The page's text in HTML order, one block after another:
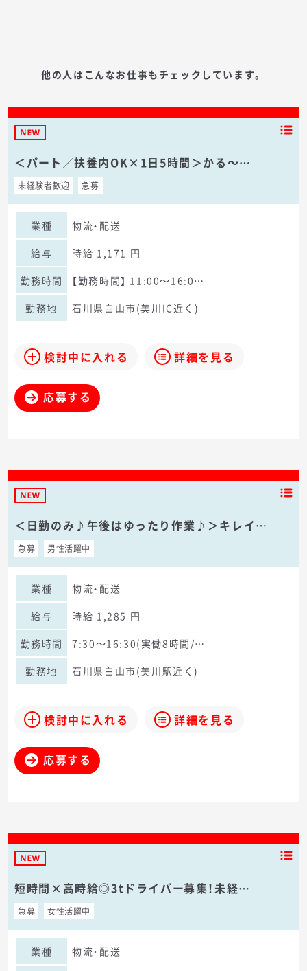
他の人はこんなお仕事もチェックしています。
＜パート／扶養内OK×1日5時間＞かる～…
未経験者歓迎 急募
業種
物流・配送
給与
時給 1,171 円
勤務時間
【勤務時間】 11:00～16:0…
勤務地
石川県白山市(美川IC近く)
検討中に入れる 詳細を見る
応募する
＜日勤のみ♪午後はゆったり作業♪＞キレイ…
急募 男性活躍中
業種
物流・配送
給与
時給 1,285 円
勤務時間
7:30～16:30(実働8時間/…
勤務地
石川県白山市(美川駅近く)
検討中に入れる 詳細を見る
応募する
短時間×高時給◎3tドライバー募集！未経…
急募 女性活躍中
業種
物流・配送